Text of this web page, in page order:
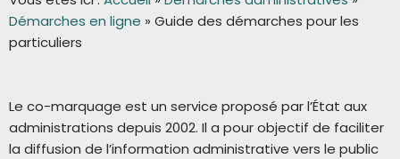
Démarches en ligne » Guide des démarches pour les
particuliers
Le co-marquage est un service proposé par l’État aux
administrations depuis 2002. Il a pour objectif de faciliter
la diffusion de l’information administrative vers le public